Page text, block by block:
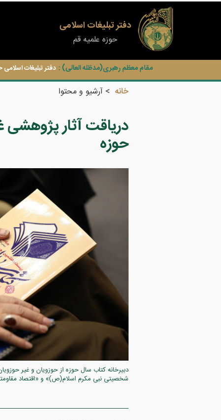
دفتر تبلیغات اسلامی
حوزه علمیه قم
مقام معظم رهبری(مدظله العالی) : دفتر تبلیغات
خانه آرشیو و محتوا
دریاقت آثار
حوزه
دبیرخانه کتاب سال حوزه از حوزویان و غیر
شخصیتی نبی مکرم اسلام(ص)» و «اقتصاد مقاومتی